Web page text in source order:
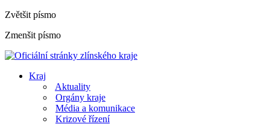
Zvětšit písmo
Zmenšit písmo
Kraj
Aktuality
Orgány kraje
Média a komunikace
Krizové řízení